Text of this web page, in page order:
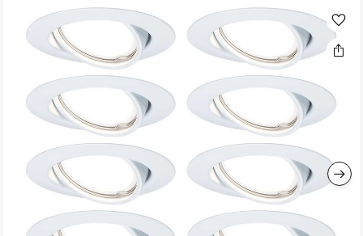
slutet
bildgalleriet